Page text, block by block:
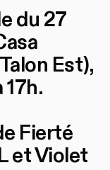
du 27
Est),
Fierté
et Violet